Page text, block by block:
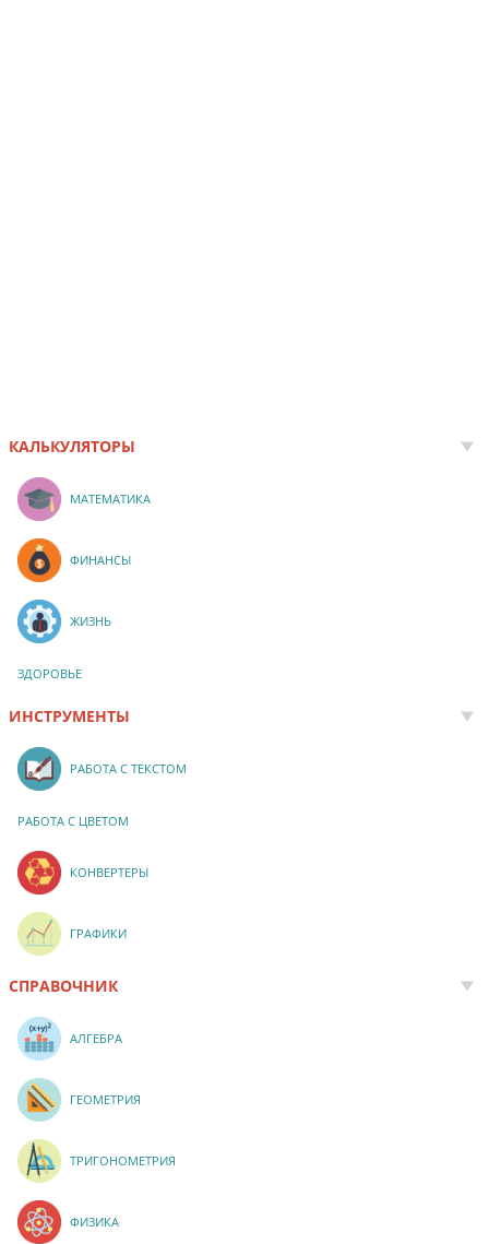
КАЛЬКУЛЯТОРЫ
МАТЕМАТИКА
ФИНАНСЫ
ЖИЗНЬ
ЗДОРОВЬЕ
ИНСТРУМЕНТЫ
РАБОТА С ТЕКСТОМ
РАБОТА С ЦВЕТОМ
КОНВЕРТЕРЫ
ГРАФИКИ
СПРАВОЧНИК
АЛГЕБРА
ГЕОМЕТРИЯ
ТРИГОНОМЕТРИЯ
ФИЗИКА